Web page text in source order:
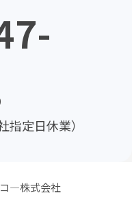
指定日休業）
―株式会社